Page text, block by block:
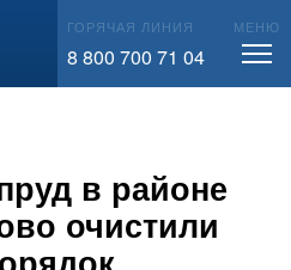
ГОРЯЧАЯ ЛИНИЯ
8 800 700 71 04
МЕНЮ
в районе
очистили